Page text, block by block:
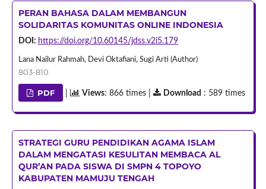
PERAN BAHASA DALAM MEMBANGUN
SOLIDARITAS KOMUNITAS ONLINE INDONESIA
DOI: https://doi.org/10.60145/jdss.v2i5.179
Lana Nailur Rahmah, Devi Oktafiani, Sugi Arti (Author)
803-810
PDF Views: 866 times | Download : 589 times
STRATEGI GURU PENDIDIKAN AGAMA ISLAM
DALAM MENGATASI KESULITAN MEMBACA AL
QUR’AN PADA SISWA DI SMPN 4 TOPOYO
KABUPATEN MAMUJU TENGAH